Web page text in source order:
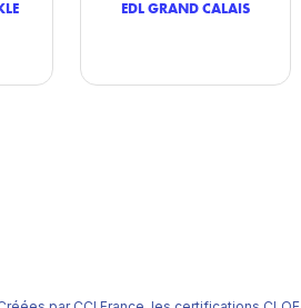
EDL GRAND CALAIS